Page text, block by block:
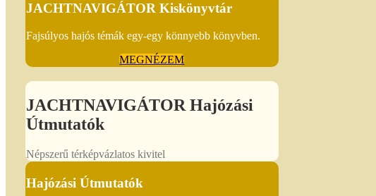
JACHTNAVIGÁTOR Kiskönyvtár
Fajsúlyos hajós témák egy-egy könnyebb könyvben.
MEGNÉZEM
JACHTNAVIGÁTOR Hajózási
Útmutatók
Népszerű térképvázlatos kivitel
Hajózási Útmutatók